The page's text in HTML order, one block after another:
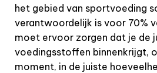
het gebied van sportvoeding
verantwoordelijk is voor 70%
moet ervoor zorgen dat je de
voedingsstoffen binnenkrijgt,
moment, in de juiste